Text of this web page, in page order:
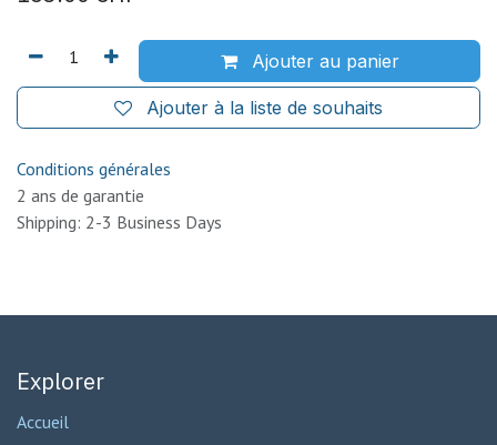
Ajouter au panier
Ajouter à la liste de souhaits
Conditions générales
2 ans de garantie
Shipping: 2-3 Business Days
Explorer
Accueil